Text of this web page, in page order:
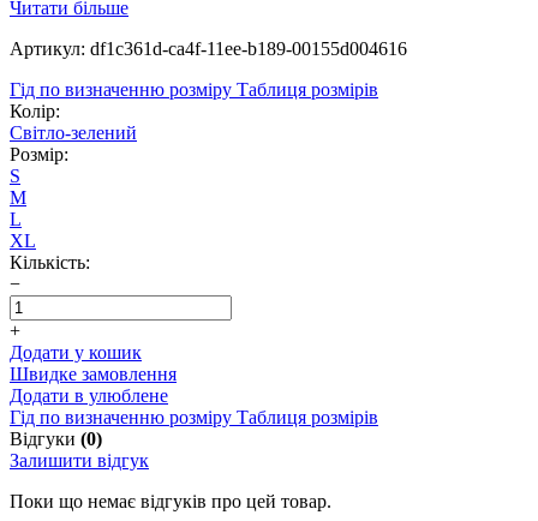
Читати більше
Артикул: df1c361d-ca4f-11ee-b189-00155d004616
Гід по визначенню розміру Таблиця розмірів
Колір:
Світло-зелений
Розмір:
S
M
L
XL
Кількість:
−
+
Додати у кошик
Швидке замовлення
Додати в улюблене
Гід по визначенню розміру Таблиця розмірів
Відгуки (0)
Залишити відгук
Поки що немає відгуків про цей товар.